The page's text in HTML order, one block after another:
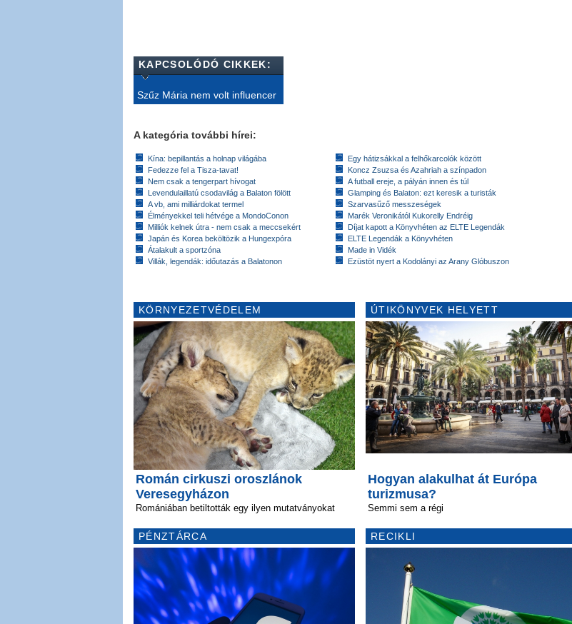
KAPCSOLÓDÓ CIKKEK:
Szűz Mária nem volt influencer
A kategória további hírei:
Kína: bepillantás a holnap világába
Fedezze fel a Tisza-tavat!
Nem csak a tengerpart hívogat
Levendulaillatú csodavilág a Balaton fölött
A vb, ami milliárdokat termel
Élményekkel teli hétvége a MondoConon
Milliók kelnek útra - nem csak a meccsekért
Japán és Korea beköltözik a Hungexpóra
Átalakult a sportzóna
Villák, legendák: időutazás a Balatonon
Egy hátizsákkal a felhőkarcolók között
Koncz Zsuzsa és Azahriah a színpadon
A futball ereje, a pályán innen és túl
Glamping és Balaton: ezt keresik a turisták
Szarvasűző messzeségek
Marék Veronikától Kukorelly Endréig
Díjat kapott a Könyvhéten az ELTE Legendák
ELTE Legendák a Könyvhéten
Made in Vidék
Ezüstöt nyert a Kodolányi az Arany Glóbuszon
KÖRNYEZETVÉDELEM
Román cirkuszi oroszlánok
Veresegyházon
Romániában betiltották egy ilyen mutatványokat
PÉNZTÁRCA
ÚTIKÖNYVEK HELYETT
Hogyan alakulhat át Európa
turizmusa?
Semmi sem a régi
RECIKLI